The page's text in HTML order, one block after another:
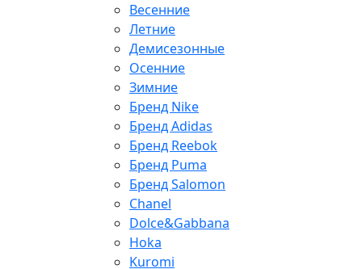
Весенние
Летние
Демисезонные
Осенние
Зимние
Бренд Nike
Бренд Adidas
Бренд Reebok
Бренд Puma
Бренд Salomon
Chanel
Dolce&Gabbana
Hoka
Kuromi